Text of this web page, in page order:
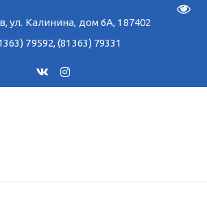
,ул. Калинина, дом 6А, 187402
79592,(81363) 79331